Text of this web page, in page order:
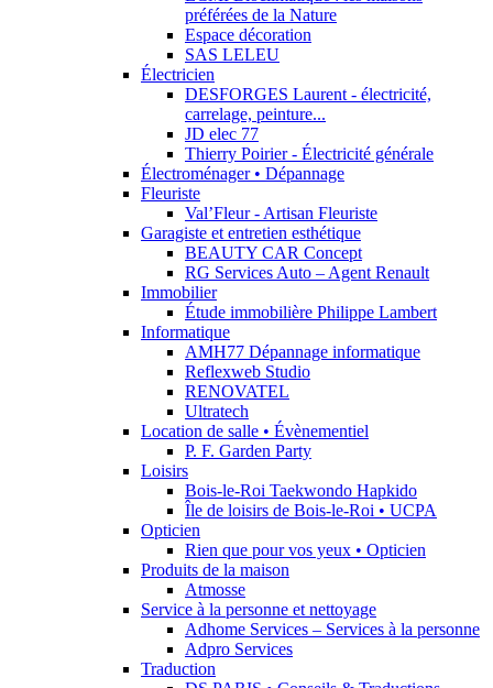
préférées de la Nature
Espace décoration
SAS LELEU
Électricien
DESFORGES Laurent - électricité,
carrelage, peinture...
JD elec 77
Thierry Poirier - Électricité générale
Électroménager • Dépannage
Fleuriste
Val’Fleur - Artisan Fleuriste
Garagiste et entretien esthétique
BEAUTY CAR Concept
RG Services Auto – Agent Renault
Immobilier
Étude immobilière Philippe Lambert
Informatique
AMH77 Dépannage informatique
Reflexweb Studio
RENOVATEL
Ultratech
Location de salle • Évènementiel
P. F. Garden Party
Loisirs
Bois-le-Roi Taekwondo Hapkido
Île de loisirs de Bois-le-Roi • UCPA
Opticien
Rien que pour vos yeux • Opticien
Produits de la maison
Atmosse
Service à la personne et nettoyage
Adhome Services – Services à la personne
Adpro Services
Traduction